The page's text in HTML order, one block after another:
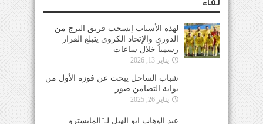
لقاء
لهذه الأسباب إنسحب فريق البرج من
الدوري والإتحاد الكروي يتبلغ القرار
رسمياً خلال ساعات
يناير 13, 2026
شباب الساحل يبحث عن فوزه الأول من
بوابة التضامن صور
يناير 26, 2025
عبد الوهاب ابو الهيل لـ”المايسترو